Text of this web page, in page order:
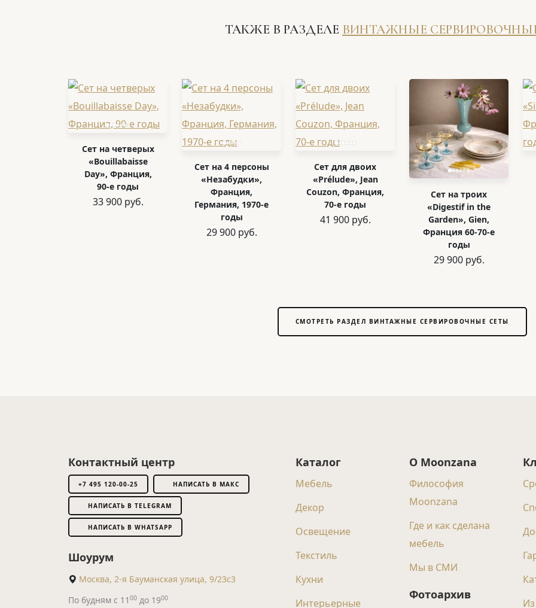
ТАКЖЕ В РАЗДЕЛЕ ВИНТАЖНЫЕ
Сет на четверых
«Bouillabaisse
Day», Франция,
90-е годы
33 900 руб.
Сет на 4 персоны
«Незабудки»,
Франция,
Германия, 1970-е
годы
29 900 руб.
Сет для двоих
«Prélude», Jean
Couzon, Франция,
70-е годы
41 900 руб.
Сет на троих
«Digestif in the
Garden», Gien,
Франция 60-70-е
годы
29 900 руб.
СМОТРЕТЬ РАЗДЕЛ ВИНТАЖНЫЕ СЕРВИРОВОЧНЫЕ СЕТЫ
Контактный центр
+7 495 120-00-25 НАПИСАТЬ В МАКС
НАПИСАТЬ В TELEGRAM
НАПИСАТЬ В WHATSAPP
Шоурум
Москва, 2-я Бауманская улица, 9/23с3
По будням с 11 00 до 1900
Каталог
Мебель
Декор
Освещение
Текстиль
Кухни
Интерьерные
О Moonzana
Философия
Moonzana
Где и как сделана
мебель
Мы в СМИ
Фотоархив